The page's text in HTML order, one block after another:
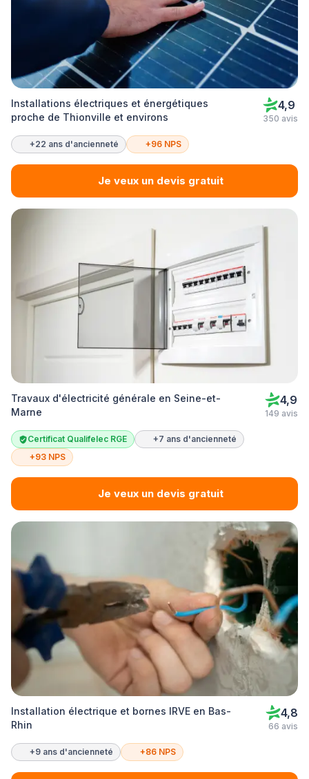
Installations électriques et énergétiques
proche de Thionville et environs
4,9
350 avis
+22 ans d'ancienneté +96 NPS
Je veux un devis gratuit
Travaux d'électricité générale en Seine-et-
Marne
4,9
149 avis
Certificat Qualifelec RGE
+7 ans d'ancienneté
+93 NPS
Je veux un devis gratuit
Installation électrique et bornes IRVE en Bas-
Rhin
4,8
66 avis
+9 ans d'ancienneté +86 NPS